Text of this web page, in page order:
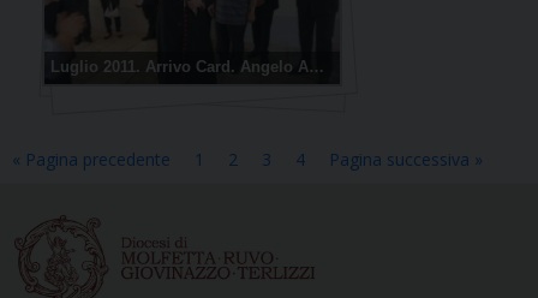
Luglio 2011. Arrivo Card. Angelo Amato a Molfetta
« Pagina precedente 1 2 3 4 Pagina successiva »